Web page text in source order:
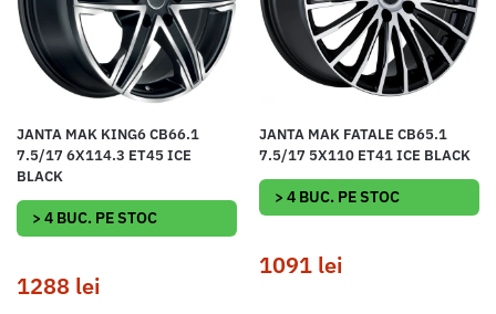
JANTA MAK KING6 CB66.1
7.5/17 6X114.3 ET45 ICE
BLACK
> 4 BUC. PE STOC
1288 lei
JANTA MAK FATALE CB65.1
7.5/17 5X110 ET41 ICE BLACK
> 4 BUC. PE STOC
1091 lei